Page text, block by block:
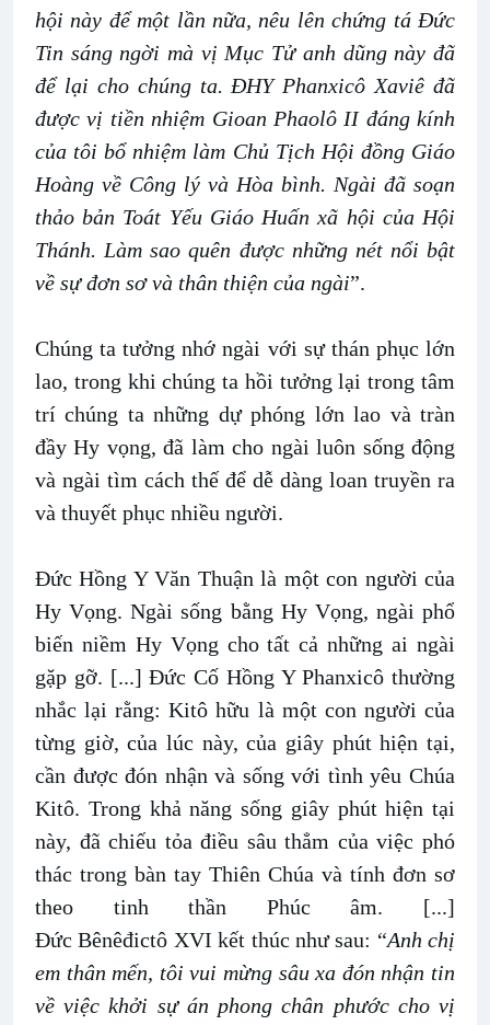
hội này để một lần nữa, nêu lên chứng tá Đức
Tin sáng ngời mà vị Mục Tử anh dũng này đã
để lại cho chúng ta. ĐHY Phanxicô Xaviê đã
được vị tiền nhiệm Gioan Phaolô II đáng kính
của tôi bổ nhiệm làm Chủ Tịch Hội đồng Giáo
Hoàng về Công lý và Hòa bình. Ngài đã soạn
thảo bản Toát Yếu Giáo Huấn xã hội của Hội
Thánh. Làm sao quên được những nét nổi bật
về sự đơn sơ và thân thiện của ngài”.
Chúng ta tưởng nhớ ngài với sự thán phục lớn
lao, trong khi chúng ta hồi tưởng lại trong tâm
trí chúng ta những dự phóng lớn lao và tràn
đầy Hy vọng, đã làm cho ngài luôn sống động
và ngài tìm cách thế để dễ dàng loan truyền ra
và thuyết phục nhiều người.
Đức Hồng Y Văn Thuận là một con người của
Hy Vọng. Ngài sống bằng Hy Vọng, ngài phổ
biến niềm Hy Vọng cho tất cả những ai ngài
gặp gỡ. [...] Đức Cố Hồng Y Phanxicô thường
nhắc lại rằng: Kitô hữu là một con người của
từng giờ, của lúc này, của giây phút hiện tại,
cần được đón nhận và sống với tình yêu Chúa
Kitô. Trong khả năng sống giây phút hiện tại
này, đã chiếu tỏa điều sâu thẳm của việc phó
thác trong bàn tay Thiên Chúa và tính đơn sơ
theo tinh thần Phúc âm. [...]
Đức Bênêđictô XVI kết thúc như sau: “Anh chị
em thân mến, tôi vui mừng sâu xa đón nhận tin
về việc khởi sự án phong chân phước cho vị